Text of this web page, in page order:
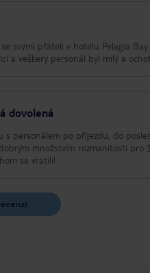
svými přáteli v hotelu Pelagia
a veškerý personál byl milý a
dovolená
s personálem po příjezdu, do
množstvím rozmanitosti pro
se vrátili!